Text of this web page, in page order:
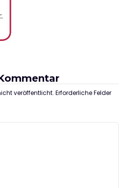
veröffentlicht. Erforderliche Felder